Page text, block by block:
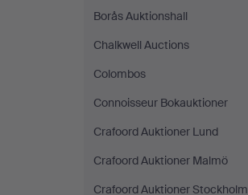
Borås Auktionshall
Chalkwell Auctions
Colombos
Connoisseur Bokauktioner
Crafoord Auktioner Lund
Crafoord Auktioner Malmö
Crafoord Auktioner Stockholm